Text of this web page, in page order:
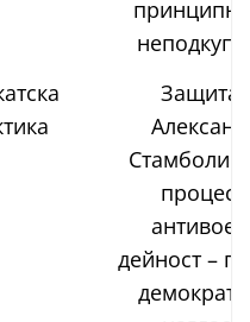
процес
дейност –